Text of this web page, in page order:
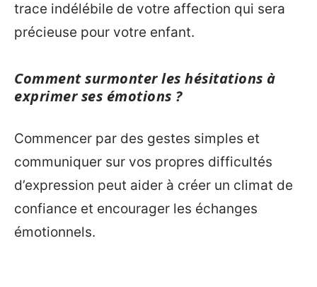
trace indélébile de votre affection qui sera
précieuse pour votre enfant.
Comment surmonter les hésitations à
exprimer ses émotions ?
Commencer par des gestes simples et
communiquer sur vos propres difficultés
d’expression peut aider à créer un climat de
confiance et encourager les échanges
émotionnels.